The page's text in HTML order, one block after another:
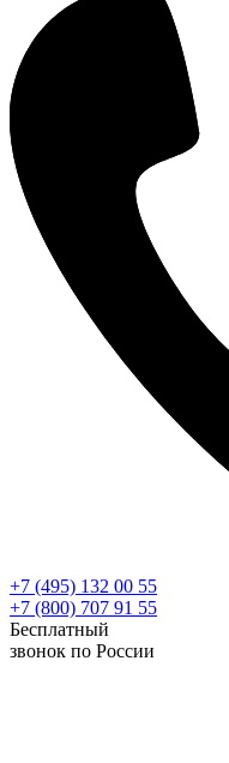
+7 (495) 132 00 55
+7 (800) 707 91 55
Бесплатный
звонок по России